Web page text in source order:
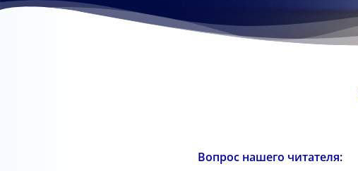
Вопрос нашего читателя: